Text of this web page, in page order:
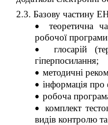
2.3. Базову частину
·
теоретична
робочої
·
глосарій
гіперпосилання;
· методичні
· інформація про
· робоча
·
комплект
видів контролю